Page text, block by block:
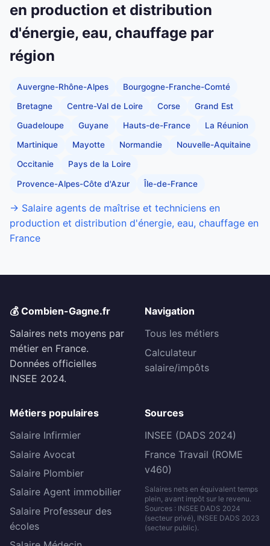
en production et distribution
d'énergie, eau, chauffage par
région
Auvergne-Rhône-Alpes Bourgogne-Franche-Comté
Bretagne Centre-Val de Loire Corse Grand Est
Guadeloupe Guyane Hauts-de-France La Réunion
Martinique Mayotte Normandie Nouvelle-Aquitaine
Occitanie Pays de la Loire
Provence-Alpes-Côte d'Azur Île-de-France
→ Salaire agents de maîtrise et techniciens en
production et distribution d'énergie, eau, chauffage en
France
💰 Combien-Gagne.fr
Salaires nets moyens par
métier en France.
Données officielles
INSEE 2024.
Navigation
Tous les métiers
Calculateur
salaire/impôts
Métiers populaires
Salaire Infirmier
Salaire Avocat
Salaire Plombier
Salaire Agent immobilier
Salaire Professeur des
écoles
Sources
INSEE (DADS 2024)
France Travail (ROME
v460)
Salaires nets en équivalent temps
plein, avant impôt sur le revenu.
Sources : INSEE DADS 2024
(secteur privé), INSEE DADS 2023
(secteur public).